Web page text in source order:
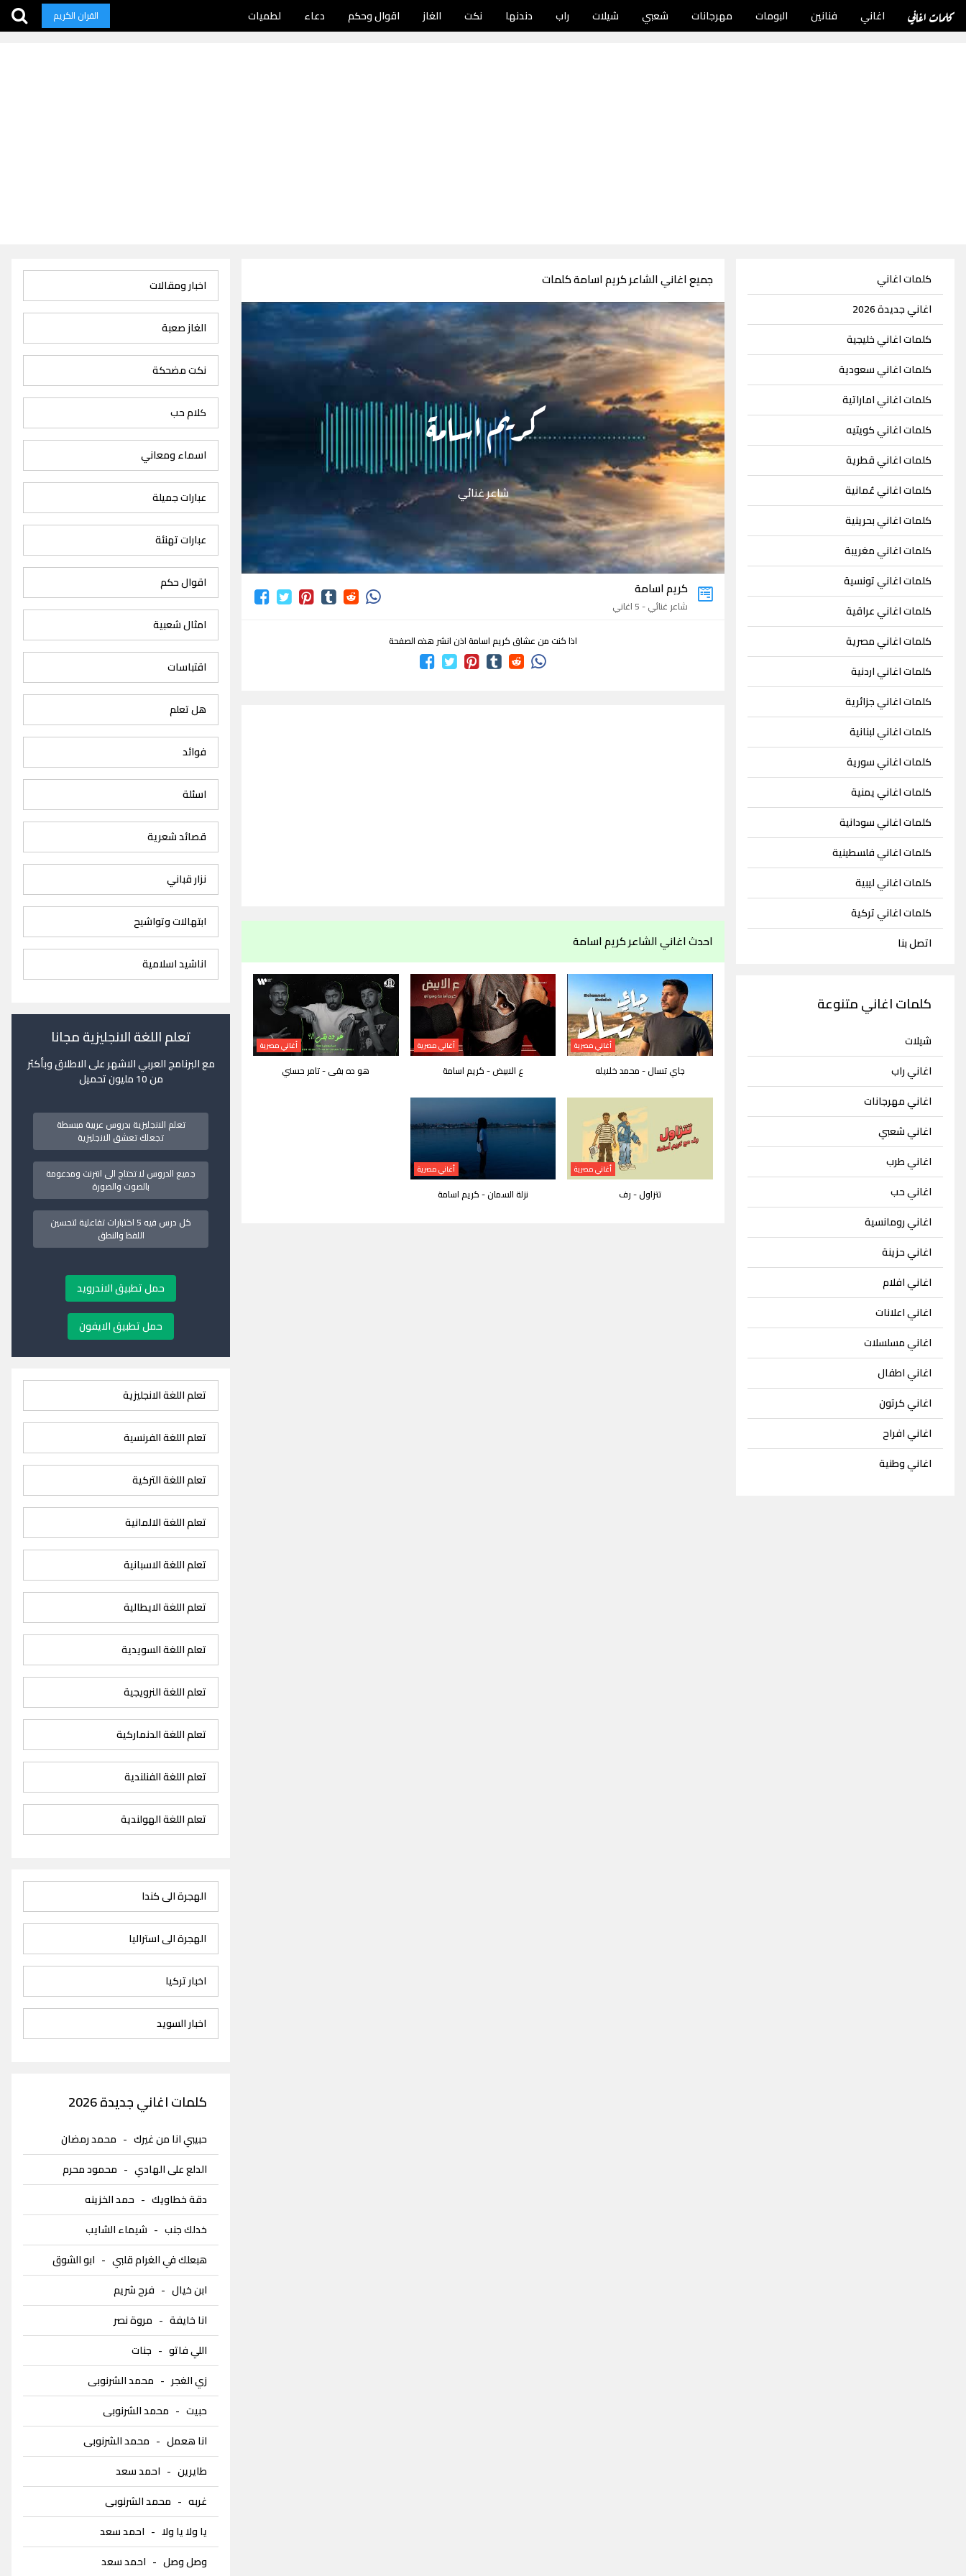
كلمات اغاني اغاني فنانين البومات مهرجانات شعبي شيلات راب دندنها نكت الغاز اقوال وحكم دعاء لطميات القران الكريم
كلمات اغاني
اغاني جديدة 2026
كلمات اغاني خليجية
كلمات اغاني سعودية
كلمات اغاني اماراتية
كلمات اغاني كويتيه
كلمات اغاني قطرية
كلمات اغاني عُمانية
كلمات اغاني بحرينية
كلمات اغاني مغريبة
كلمات اغاني تونسية
كلمات اغاني عراقية
كلمات اغاني مصرية
كلمات اغاني اردنية
كلمات اغاني جزائرية
كلمات اغاني لبنانية
كلمات اغاني سورية
كلمات اغاني يمنية
كلمات اغاني سودانية
كلمات اغاني فلسطينية
كلمات اغاني ليبية
كلمات اغاني تركية
اتصل بنا
كلمات اغاني متنوعة
شيلات
اغاني راب
اغاني مهرجانات
اغاني شعبي
اغاني طرب
اغاني حب
اغاني رومانسية
اغاني حزينة
اغاني افلام
اغاني اعلانات
اغاني مسلسلات
اغاني اطفال
اغاني كرتون
اغاني افراح
اغاني وطنية
جميع اغاني الشاعر كريم اسامة كلمات
كريم اسامة
شاعر غنائي
كريم اسامة
شاعر غنائي - 5 اغاني
اذا كنت من عشاق كريم اسامة اذن انشر هذه الصفحة
احدث اغاني الشاعر كريم اسامة
أغاني مصرية
جاي تسال - محمد خلايله
أغاني مصرية
ع الابيض - كريم اسامة
أغاني مصرية
هو ده بقى - تامر حسني
أغاني مصرية
تتزاول - رف
أغاني مصرية
نزلة السمان - كريم اسامة
اخبار ومقالات
الغاز صعبة
نكت مضحكة
كلام حب
اسماء ومعاني
عبارات جميلة
عبارات تهنئة
اقوال حكم
امثال شعبية
اقتباسات
هل تعلم
فوائد
اسئلة
قصائد شعرية
نزار قباني
ابتهالات وتواشيح
اناشيد اسلامية
تعلم اللغة الانجليزية مجانا
مع البرنامج العربي الاشهر على الاطلاق وبأكثر
من 10 مليون تحميل
تعلم الانجليزية بدروس عربية مبسطة
تجعلك تعشق الانجليزية
جميع الدروس لا تحتاج الى انترنت ومدعومة
بالصوت والصورة
كل درس فيه 5 اختبارات تفاعلية لتحسين
اللفظ والنطق
حمل تطبيق الاندرويد
حمل تطبيق الايفون
تعلم اللغة الانجليزية
تعلم اللغة الفرنسية
تعلم اللغة التركية
تعلم اللغة الالمانية
تعلم اللغة الاسبانية
تعلم اللغة الايطالية
تعلم اللغة السويدية
تعلم اللغة النرويجية
تعلم اللغة الدنماركية
تعلم اللغة الفنلندية
تعلم اللغة الهولندية
الهجرة الى كندا
الهجرة الى استراليا
اخبار تركيا
اخبار السويد
كلمات اغاني جديدة 2026
حبيبي انا من غيرك- محمد رمضان
الدلع على الهادي- محمود محرم
دقة خطاويك- حمد الخزينه
خدلك جنب- شيماء الشايب
هبعلك في الغرام قلبي- ابو الشوق
ابن خيال- فرح شريم
انا خايفة- مروة نصر
اللي فاتو- جنات
زي الغجر - محمد الشرنوبى
حبيت- محمد الشرنوبى
انا هعمل- محمد الشرنوبى
طايرين- احمد سعد
غربه- محمد الشرنوبى
يا ولا يا ولا- احمد سعد
وصل وصل- احمد سعد